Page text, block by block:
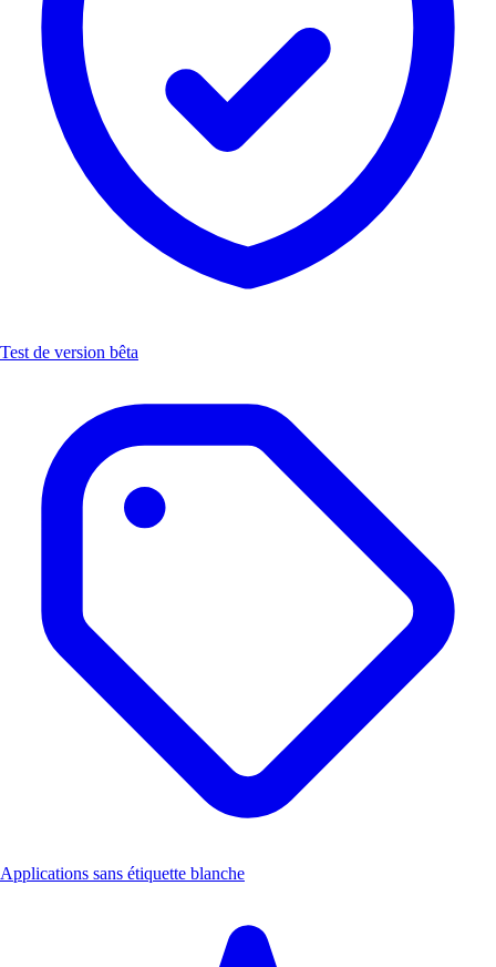
Test de version bêta
Applications sans étiquette blanche